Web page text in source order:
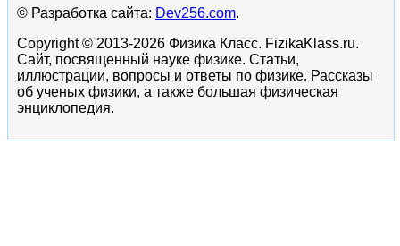
© Разработка сайта: Dev256.com.
Copyright © 2013-2026 Физика Класс. FizikaKlass.ru.
Сайт, посвященный науке физике. Статьи,
иллюстрации, вопросы и ответы по физике. Рассказы
об ученых физики, а также большая физическая
энциклопедия.